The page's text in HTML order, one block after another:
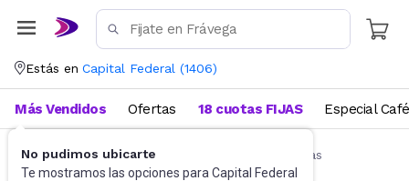
Estás en Capital Federal (1406)
No pudimos ubicarte
Te mostramos las opciones para Capital Federal
Más Vendidos Ofertas 18 cuotas FIJAS Especial Café
Rodados para niños Camicletas y pata patas